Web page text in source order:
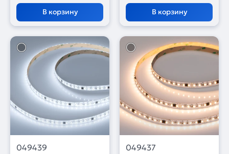
В корзину В корзину
049439 049437